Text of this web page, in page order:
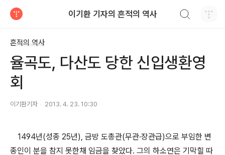
이기환 기자의 흔적의 역사
흔적의 역사
율곡도, 다산도 당한 신입생환영
회
이기환기자 2013. 4. 23. 10:30
1494년(성종 25년), 금방 도총관(무관·장관급)으로 부임한 변
종인이 분을 참지 못한채 임금을 찾았다. 그의 하소연은 기막힐 따